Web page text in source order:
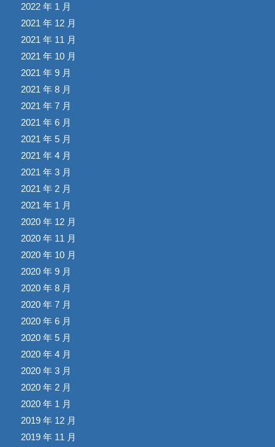
2022 年 1 月
2021 年 12 月
2021 年 11 月
2021 年 10 月
2021 年 9 月
2021 年 8 月
2021 年 7 月
2021 年 6 月
2021 年 5 月
2021 年 4 月
2021 年 3 月
2021 年 2 月
2021 年 1 月
2020 年 12 月
2020 年 11 月
2020 年 10 月
2020 年 9 月
2020 年 8 月
2020 年 7 月
2020 年 6 月
2020 年 5 月
2020 年 4 月
2020 年 3 月
2020 年 2 月
2020 年 1 月
2019 年 12 月
2019 年 11 月